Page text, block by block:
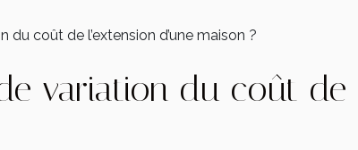
coût de l’extension d’une maison ?
variation du coût de